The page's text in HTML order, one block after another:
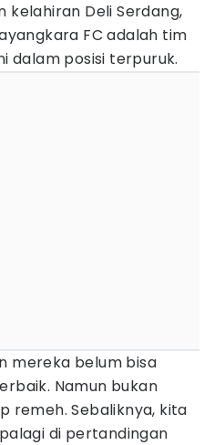
kelahiran Deli Serdang,
FC adalah tim
dalam posisi terpuruk.
mereka belum bisa
Namun bukan
remeh. Sebaliknya, kita
di pertandingan